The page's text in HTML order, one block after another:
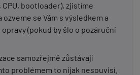
bootloader), zjistíme
se Vám s výsledkem a
(pokud by šlo o pozáruční
samozřejmě zůstávají
problémem to nijak nesouvisí.